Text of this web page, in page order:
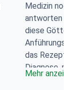
Medizin
antworten
diese Götter
das Rezept
Diagnose,
Mehr